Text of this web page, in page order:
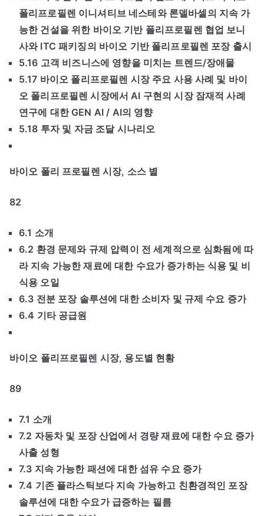
폴리프로필렌 이니셔티브 네스테와 론델바셀의 지속 가
능한 건설을 위한 바이오 기반 폴리프로필렌 협업 보니
사와 ITC 패키징의 바이오 기반 폴리프로필렌 포장 출시
5.16 고객 비즈니스에 영향을 미치는 트렌드/장애물
5.17 바이오 폴리프로필렌 시장 주요 사용 사례 및 바이
오 폴리프로필렌 시장에서 AI 구현의 시장 잠재적 사례
연구에 대한 GEN AI / AI의 영향
5.18 투자 및 자금 조달 시나리오
바이오 폴리 프로필렌 시장, 소스 별
82
6.1 소개
6.2 환경 문제와 규제 압력이 전 세계적으로 심화됨에 따
라 지속 가능한 재료에 대한 수요가 증가하는 식용 및 비
식용 오일
6.3 전분 포장 솔루션에 대한 소비자 및 규제 수요 증가
6.4 기타 공급원
바이오 폴리프로필렌 시장, 용도별 현황
89
7.1 소개
7.2 자동차 및 포장 산업에서 경량 재료에 대한 수요 증가
사출 성형
7.3 지속 가능한 패션에 대한 섬유 수요 증가
7.4 기존 플라스틱보다 지속 가능하고 친환경적인 포장
솔루션에 대한 수요가 급증하는 필름